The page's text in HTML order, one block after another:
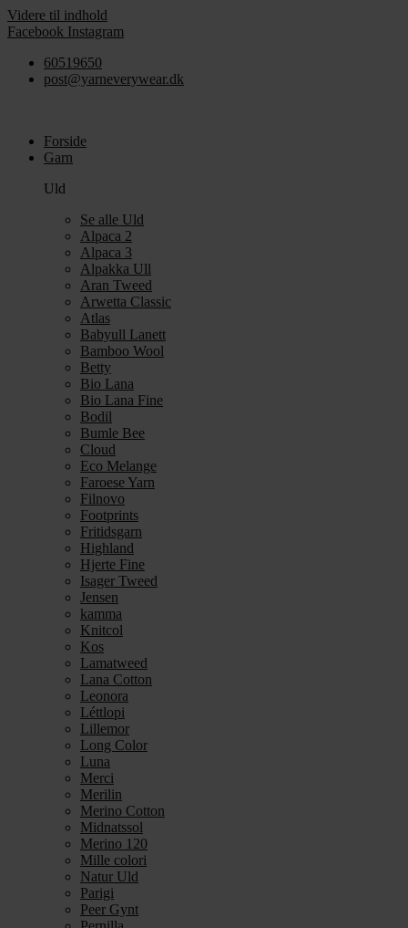
Videre til indhold
Facebook Instagram
60519650
post@yarneverywear.dk
Forside
Garn
Uld
Se alle Uld
Alpaca 2
Alpaca 3
Alpakka Ull
Aran Tweed
Arwetta Classic
Atlas
Babyull Lanett
Bamboo Wool
Betty
Bio Lana
Bio Lana Fine
Bodil
Bumle Bee
Cloud
Eco Melange
Faroese Yarn
Filnovo
Footprints
Fritidsgarn
Highland
Hjerte Fine
Isager Tweed
Jensen
kamma
Knitcol
Kos
Lamatweed
Lana Cotton
Leonora
Léttlopi
Lillemor
Long Color
Luna
Merci
Merilin
Merino Cotton
Midnatssol
Merino 120
Mille colori
Natur Uld
Parigi
Peer Gynt